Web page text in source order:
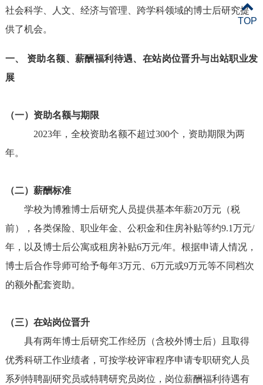
社会科学、人文、经济与管理、跨学科领域的博士后研究提
供了机会。
一、 资助名额、薪酬福利待遇、在站岗位晋升与出站职业发
展
（一）资助名额与期限
2023年， 全校资助名额不超过300个，资助期限为两
年。
（二）薪酬标准
学校为博雅博士后研究人员提供基本年薪20万元（税
前），各类保险、职业年金、公积金和住房补贴等约9.1万元/
年，以及博士后公寓或租房补贴6万元/年。根据申请人情况，
博士后合作导师可给予每年3万元、6万元或9万元等不同档次
的额外配套资助。
（三）在站岗位晋升
具有两年博士后研究工作经历（含校外博士后）且取得
优秀科研工作业绩者，可按学校评审程序申请专职研究人员
系列特聘副研究员或特聘研究员岗位，岗位薪酬福利待遇有
TOP